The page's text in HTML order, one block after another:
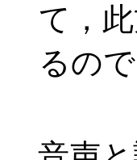
て，
るの